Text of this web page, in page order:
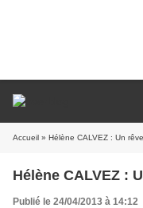
Accueil » Hélène CALVEZ : Un
Hélène CALVEZ :
Publié le 24/04/2013 à 14:12